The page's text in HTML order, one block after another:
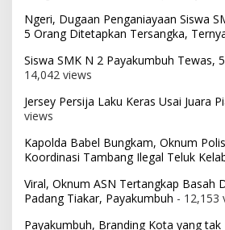
Ngeri, Dugaan Penganiayaan Siswa
5 Orang Ditetapkan Tersangka,
Siswa SMK N 2 Payakumbuh Tewas,
14,042 views
Jersey Persija Laku Keras Usai Juara
views
Kapolda Babel Bungkam, Oknum
Koordinasi Tambang Ilegal Teluk
Viral, Oknum ASN Tertangkap Basah
Padang Tiakar, Payakumbuh - 12,153
Payakumbuh, Branding Kota yang tak